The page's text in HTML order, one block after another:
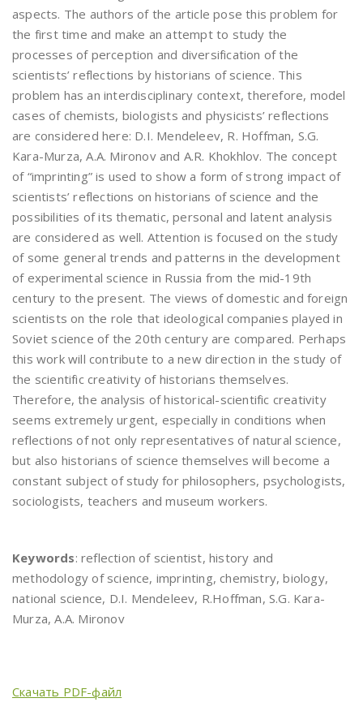
aspects. The authors of the article pose this problem for
the first time and make an attempt to study the
processes of perception and diversification of the
scientists’ reflections by historians of science. This
problem has an interdisciplinary context, therefore, model
cases of chemists, biologists and physicists’ reflections
are considered here: D.I. Mendeleev, R. Hoffman, S.G.
Kara-Murza, A.A. Mironov and A.R. Khokhlov. The concept
of “imprinting” is used to show a form of strong impact of
scientists’ reflections on historians of science and the
possibilities of its thematic, personal and latent analysis
are considered as well. Attention is focused on the study
of some general trends and patterns in the development
of experimental science in Russia from the mid-19th
century to the present. The views of domestic and foreign
scientists on the role that ideological companies played in
Soviet science of the 20th century are compared. Perhaps
this work will contribute to a new direction in the study of
the scientific creativity of historians themselves.
Therefore, the analysis of historical-scientific creativity
seems extremely urgent, especially in conditions when
reflections of not only representatives of natural science,
but also historians of science themselves will become a
constant subject of study for philosophers, psychologists,
sociologists, teachers and museum workers.
Keywords: reflection of scientist, history and
methodology of science, imprinting, chemistry, biology,
national science, D.I. Mendeleev, R.Hoffman, S.G. Kara-
Murza, A.A. Mironov
Скачать PDF-файл